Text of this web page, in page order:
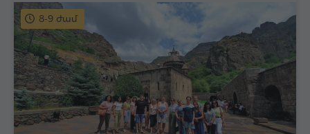
8-9 ժամ